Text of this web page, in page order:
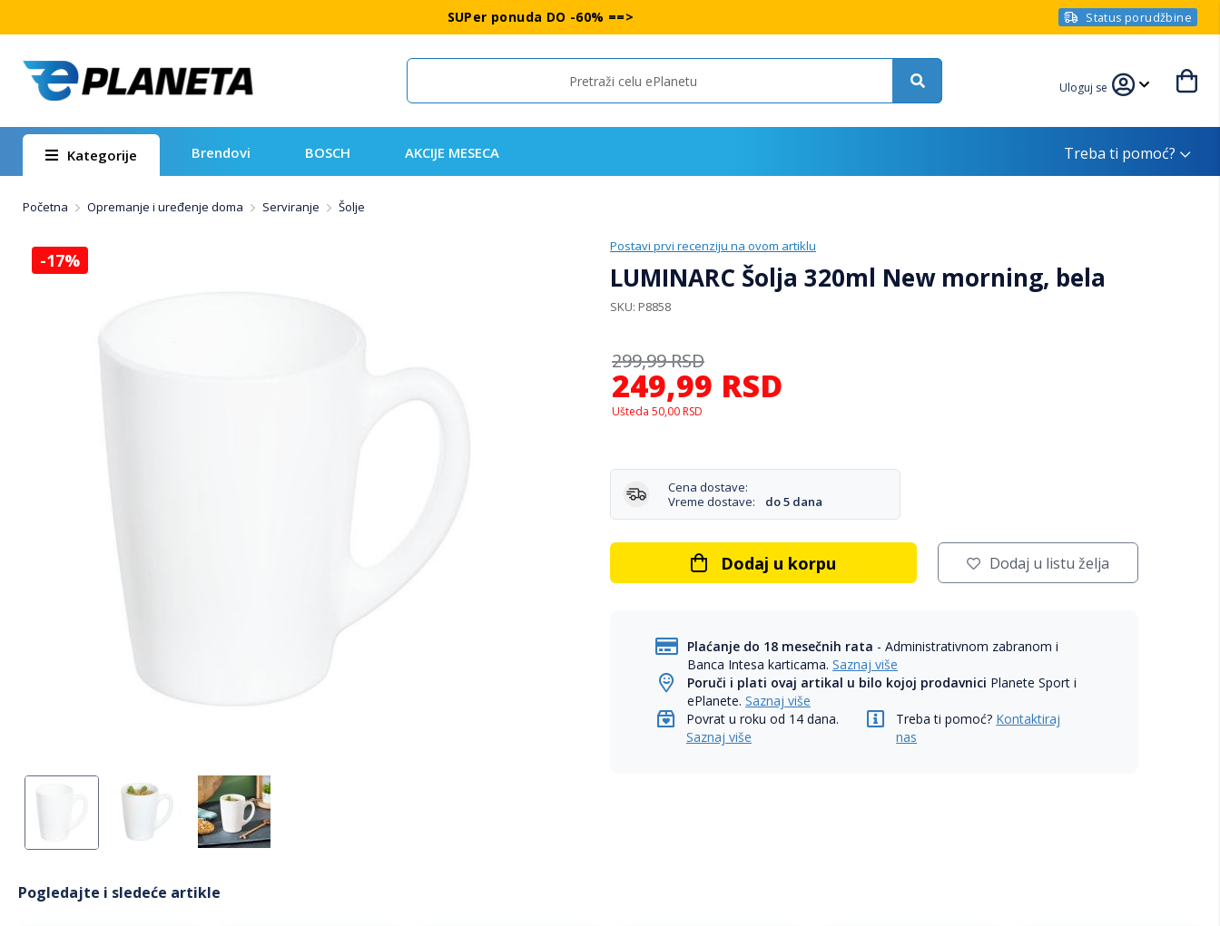
SUPer ponuda DO -60% ==> Status porudžbine
Search Uloguj se
Kategorije Brendovi BOSCH AKCIJE MESECA Treba ti pomoć?
Početna Opremanje i uređenje doma Serviranje Šolje
Postavi prvi recenziju na ovom artiklu
LUMINARC Šolja 320ml New morning, bela
SKU P8858
249,99 RSD
299,99RSD
Ušteda 50,00 RSD
Cena dostave:
Vreme dostave:
do 5 dana
Dodaj u korpu Dodaj u listu želja
Plaćanje do 18 mesečnih rata - Administrativnom zabranom i
Banca Intesa karticama.Saznaj više
Poruči i plati ovaj artikal u bilo kojoj prodavnici Planete Sport i
ePlanete.Saznaj više
Povrat u roku od 14 dana.
Saznaj više
Treba ti pomoć? Kontaktiraj
nas
-17%
Pogledajte i sledeće artikle